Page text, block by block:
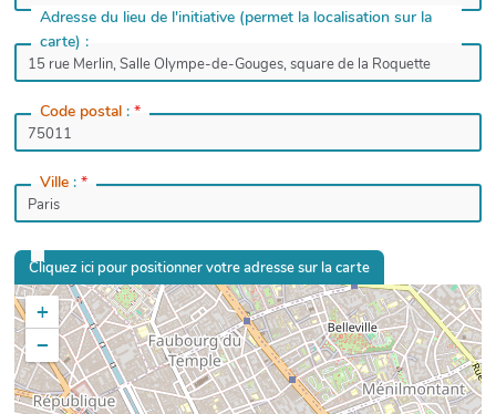
Adresse du lieu de l'initiative (permet la localisation sur la
carte) :
*
Code postal :
*
Ville :
Cliquez ici pour positionner votre adresse sur la carte
+
−